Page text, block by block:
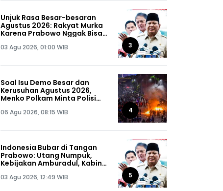
Unjuk Rasa Besar-besaran
Agustus 2026: Rakyat Murka
Karena Prabowo Nggak Bisa
03 Agu 2026, 01:00 WIB 3
Soal Isu Demo Besar dan
Kerusuhan Agustus 2026,
Menko Polkam Minta Polisi
Dapat, Siap-siap!
06 Agu 2026, 08:15 WIB 4
Indonesia Bubar di Tangan
Prabowo: Utang Numpuk,
Kebijakan Amburadul, Kabinet
Semua!
03 Agu 2026, 12:49 WIB 5